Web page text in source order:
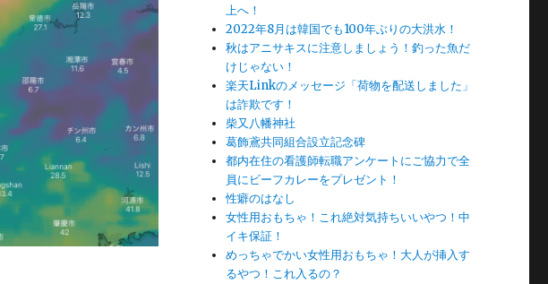
上へ！
2022年8月は韓国でも100年ぶりの大洪水！
秋はアニサキスに注意しましょう！釣った魚だ
けじゃない！
楽天Linkのメッセージ「荷物を配送しました」
は詐欺です！
柴又八幡神社
葛飾鳶共同組合設立記念碑
都内在住の看護師転職アンケートにご協力で全
員にビーフカレーをプレゼント！
性癖のはなし
女性用おもちゃ！これ絶対気持ちいいやつ！中
イキ保証！
めっちゃでかい女性用おもちゃ！大人が挿入す
るやつ！これ入るの？